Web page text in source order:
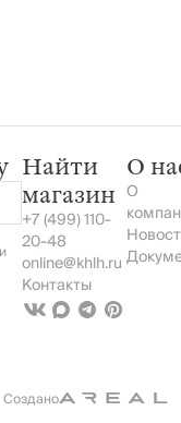
и
Найти
магазин
+7 (499) 110-
20-48
online@khlh.ru
Контакты
О
О
Создано